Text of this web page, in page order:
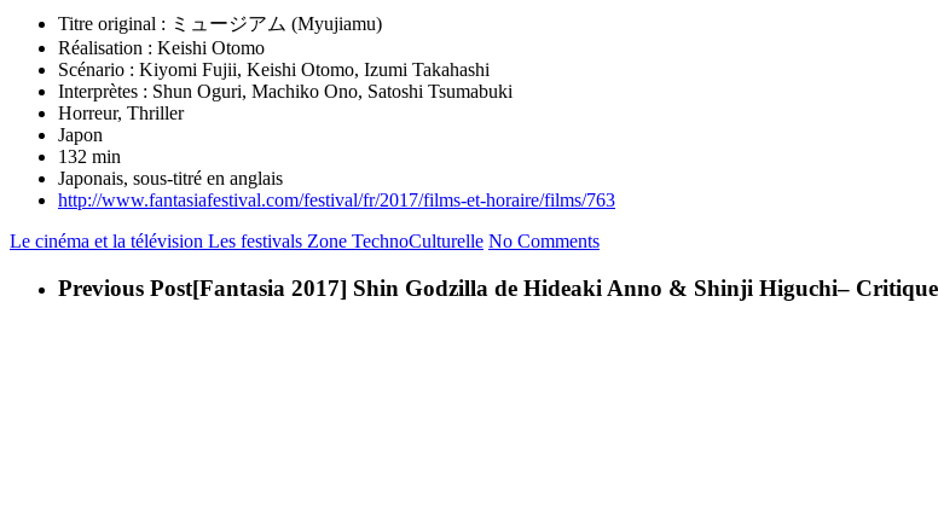
Titre original : ミュージアム (Myujiamu)
Réalisation : Keishi Otomo
Scénario : Kiyomi Fujii, Keishi Otomo, Izumi Takahashi
Interprètes : Shun Oguri, Machiko Ono, Satoshi Tsumabuki
Horreur, Thriller
Japon
132 min
Japonais, sous-titré en anglais
http://www.fantasiafestival.com/festival/fr/2017/films-et-horaire/films/763
Le cinéma et la télévision Les festivals Zone TechnoCulturelle No Comments
Previous Post[Fantasia 2017] Shin Godzilla de Hideaki Anno & Shinji Higuchi–